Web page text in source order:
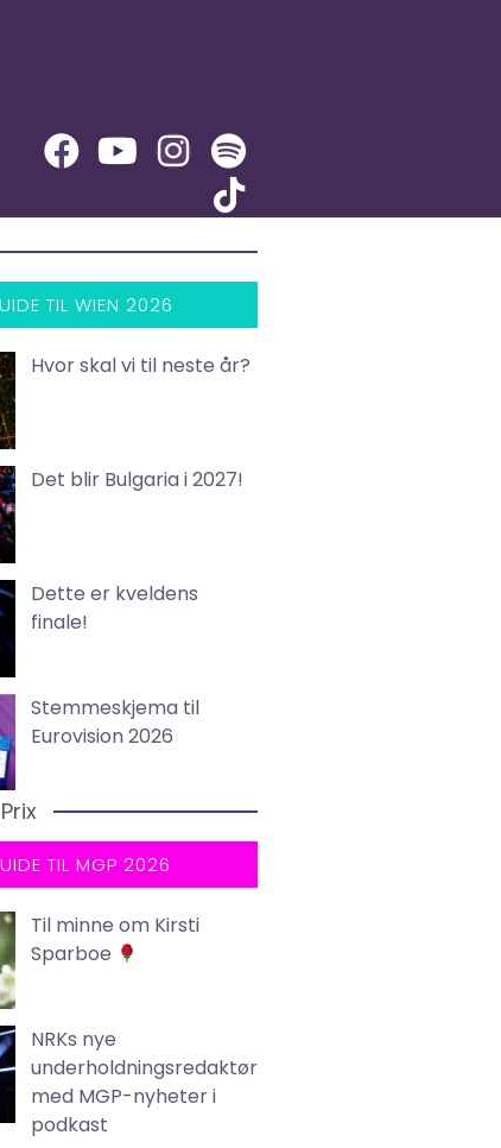
TIL WIEN 2026
Hvor skal vi til neste år?
Det blir Bulgaria i 2027!
Dette er kveldens
finale!
Stemmeskjema til
Eurovision 2026
TIL MGP 2026
Til minne om Kirsti
Sparboe
NRKs nye
underholdningsredaktør
med MGP-nyheter i
podkast